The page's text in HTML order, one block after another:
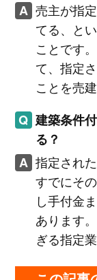
売主が指
てる、と
ことです
て、指定
ことを売
建築条件
る？
指定され
すでにそ
し手付金
あります
ぎる指定